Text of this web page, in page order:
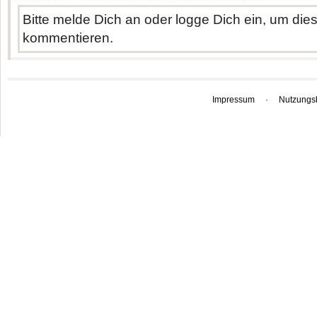
Bitte melde Dich an oder logge Dich ein, um
kommentieren.
Impressum ·